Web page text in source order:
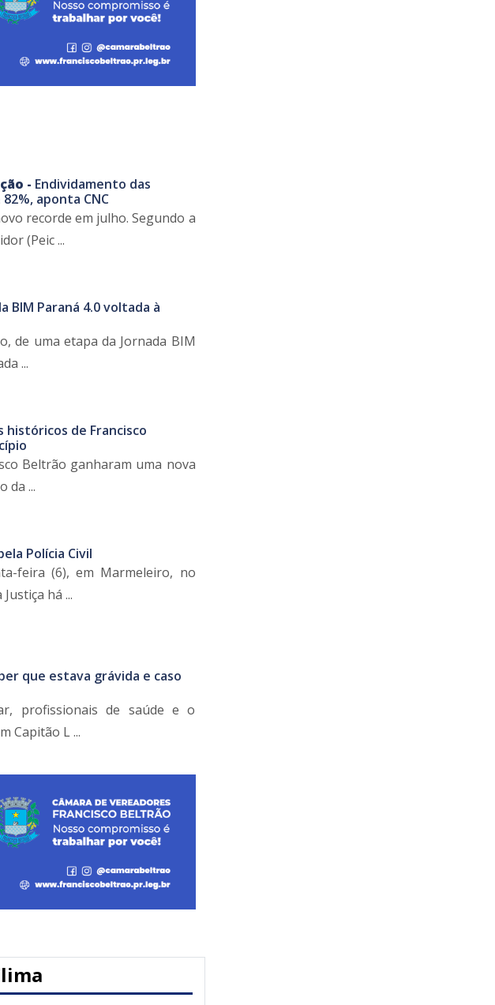
- Endividamento das
aponta CNC
recorde em julho. Segundo a
(Peic ...
BIM Paraná 4.0 voltada à
de uma etapa da Jornada BIM
...
de Francisco
Beltrão ganharam uma nova
da ...
Polícia Civil
feira (6), em Marmeleiro, no
há ...
que estava grávida e caso
profissionais de saúde e o
Capitão L ...